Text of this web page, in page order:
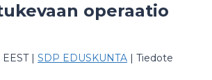
operaatio
| SDP EDUSKUNTA | Tiedote